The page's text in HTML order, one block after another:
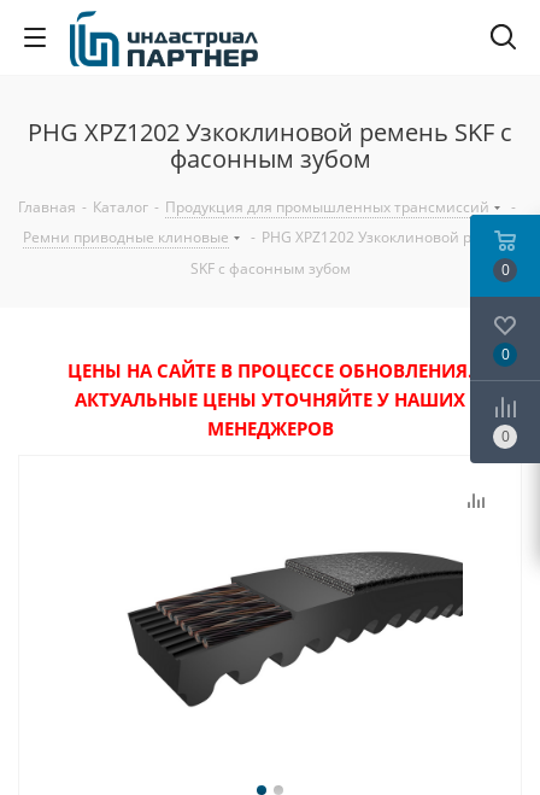
PHG XPZ1202 Узкоклиновой ремень SKF с
фасонным зубом
Главная - Каталог - Продукция для промышленных трансмиссий
-
Ремни приводные клиновые
- PHG XPZ1202 Узкоклиновой ремень
SKF с фасонным зубом
ЦЕНЫ НА САЙТЕ В ПРОЦЕССЕ ОБНОВЛЕНИЯ.
АКТУАЛЬНЫЕ ЦЕНЫ УТОЧНЯЙТЕ У НАШИХ
МЕНЕДЖЕРОВ
0
0
0